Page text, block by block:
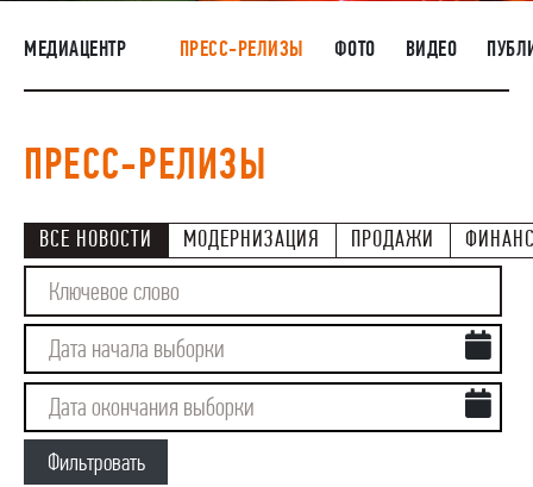
НАШИ ЛЮДИ
ОКРУЖАЮЩАЯ СРЕДА
РАСКРЫТИЕ ИНФОРМАЦИИ
ЗАКУПКИ
МЕДИАЦЕНТР ПРЕСС-РЕЛИЗЫ ФОТО ВИДЕО
ПРЕСС-РЕЛИЗЫ
ВСЕ НОВОСТИ МОДЕРНИЗАЦИЯ ПРОДАЖИ
Фильтровать